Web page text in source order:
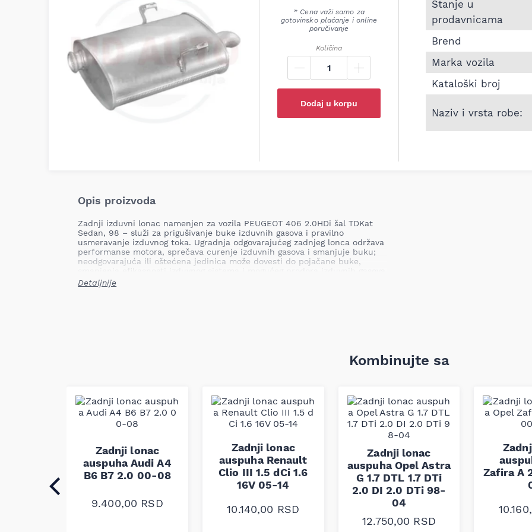
* Cena važi samo za
gotovinsko plaćanje i online
poručivanje
Količina
Dodaj u korpu
Stanje u
prodavnicama
Brend
Marka vozila
Kataloški broj
Naziv i vrsta robe:
Opis proizvoda
Zadnji izduvni lonac namenjen za vozila PEUGEOT 406 2.0HDi šal TDKat
Sedan, 98 – služi za prigušivanje buke izduvnih gasova i pravilno
usmeravanje izduvnog toka. Ugradnja odgovarajućeg zadnjeg lonca održava
performanse motora, sprečava curenje izduvnih gasova i smanjuje buku;
neodgovarajuća ili oštećena jedinica može dovesti do pojačane buke,
smanjenja efikasnosti izduvnog sistema i mogućeg prodora izduvnih gasova
u karoseriju.
gasova uz očuvanje fabričkih dimenzija i montažnih tačaka, što omogućava
direktnu zamenu bez dodatnih prilagođavanja. Konstrukcija i materijali su
Napomena: kompatibilnost mora biti proverena po broju šasije.
Detaljnije
Kombinujte sa
Zadnji lonac
auspuha Audi A4
B6 B7 2.0 00-08
9.400,00 RSD
Zadnji lonac
auspuha Renault
Clio III 1.5 dCi 1.6
16V 05-14
10.140,00 RSD
Zadnji lonac
auspuha Opel Astra
G 1.7 DTL 1.7 DTi
2.0 DI 2.0 DTi 98-
04
12.750,00 RSD
Zafira A